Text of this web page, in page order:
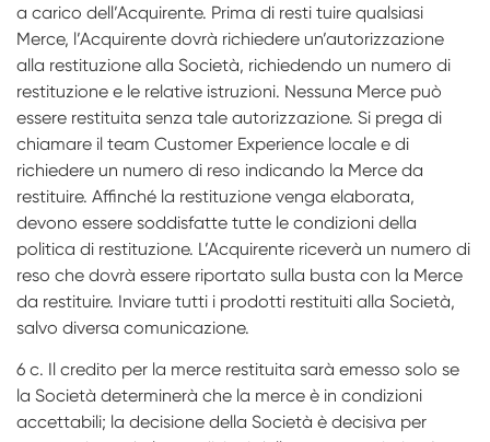
a carico dell’Acquirente. Prima di resti­ tuire qualsiasi
Merce, l’Acquirente dovrà richiedere un’autorizzazione
alla restituzione alla Società, richiedendo un numero di
restituzione e le relative istruzioni. Nessuna Merce può
essere restituita senza tale autorizzazione. Si prega di
chiamare il team Customer Experience locale e di
richiedere un numero di reso indicando la Merce da
restituire. Affinché la restituzione venga elaborata,
devono essere soddisfatte tutte le condizioni della
politica di restituzione. L’Acquirente riceverà un numero di
reso che dovrà essere riportato sulla busta con la Merce
da restituire. Inviare tutti i prodotti restituiti alla Società,
salvo diversa comunicazione.
6 c. Il credito per la merce restituita sarà emesso solo se
la Società determinerà che la merce è in condizioni
accettabili; la decisione della Società è decisiva per